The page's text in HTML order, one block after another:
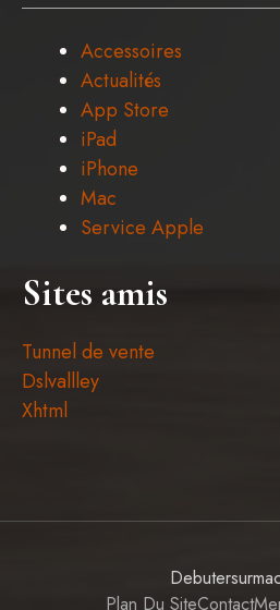
Accessoires
Actualités
App Store
iPad
iPhone
Mac
Service Apple
Sites amis
Tunnel de vente
Dslvallley
Xhtml
Plan Du SiteContact